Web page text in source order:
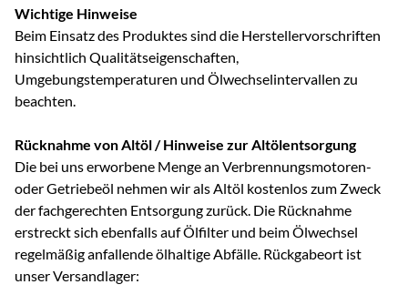
Wichtige Hinweise
Beim Einsatz des Produktes sind die Herstellervorschriften
hinsichtlich Qualitätseigenschaften,
Umgebungstemperaturen und Ölwechselintervallen zu
beachten.
Rücknahme von Altöl / Hinweise zur Altölentsorgung
Die bei uns erworbene Menge an Verbrennungsmotoren-
oder Getriebeöl nehmen wir als Altöl kostenlos zum Zweck
der fachgerechten Entsorgung zurück. Die Rücknahme
erstreckt sich ebenfalls auf Ölfilter und beim Ölwechsel
regelmäßig anfallende ölhaltige Abfälle. Rückgabeort ist
unser Versandlager: